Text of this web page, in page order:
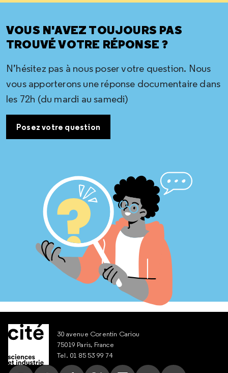
VOUS N'AVEZ TOUJOURS PAS
TROUVÉ VOTRE RÉPONSE ?
N’hésitez pas à nous poser votre question. Nous
vous apporterons une réponse documentaire dans
les 72h (du mardi au samedi)
Posez votre question
30 avenue Corentin Cariou
75019 Paris, France
Tel. 01 85 53 99 74